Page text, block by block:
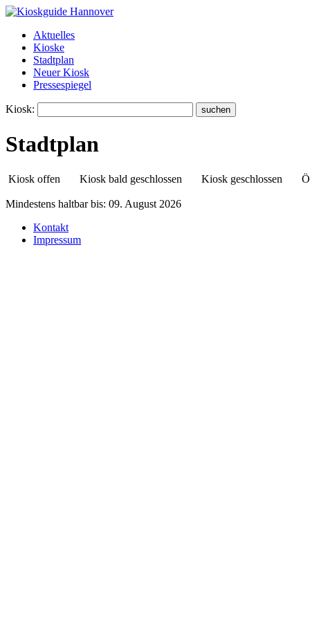
Aktuelles
Kioske
Stadtplan
Neuer Kiosk
Pressespiegel
Kiosk:
Stadtplan
Kiosk offen Kiosk bald geschlossen Kiosk geschlossen
Kiosk auf der Harenberger Meile
Harenberger Meile 6
Mindestens haltbar bis: 09. August 2026
Kontakt
Impressum